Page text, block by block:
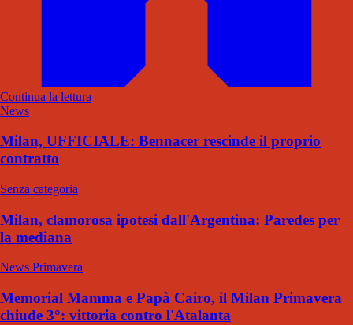
Continua la lettura
News
Milan, UFFICIALE: Bennacer rescinde il proprio
contratto
Senza categoria
Milan, clamorosa ipotesi dall'Argentina: Paredes per
la mediana
News Primavera
Memorial Mamma e Papà Cairo, il Milan Primavera
chiude 3°: vittoria contro l'Atalanta